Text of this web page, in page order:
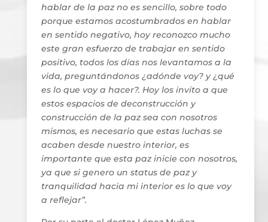
hablar de la paz no es sencillo, sobre todo
porque estamos acostumbrados en hablar
en sentido negativo, hoy reconozco mucho
este gran esfuerzo de trabajar en sentido
positivo, todos los días nos levantamos a la
vida, preguntándonos ¿adónde voy? y ¿qué
es lo que voy a hacer?. Hoy los invito a que
estos espacios de deconstrucción y
construcción de la paz sea con nosotros
mismos, es necesario que estas luchas se
acaben desde nuestro interior, es
importante que esta paz inicie con nosotros,
ya que si genero un status de paz y
tranquilidad hacia mi interior es lo que voy
a reflejar”.